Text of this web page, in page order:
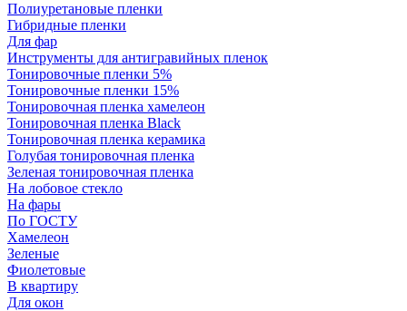
Полиуретановые пленки
Гибридные пленки
Для фар
Инструменты для антигравийных пленок
Тонировочные пленки 5%
Тонировочные пленки 15%
Тонировочная пленка хамелеон
Тонировочная пленка Black
Тонировочная пленка керамика
Голубая тонировочная пленка
Зеленая тонировочная пленка
На лобовое стекло
На фары
По ГОСТУ
Хамелеон
Зеленые
Фиолетовые
В квартиру
Для окон